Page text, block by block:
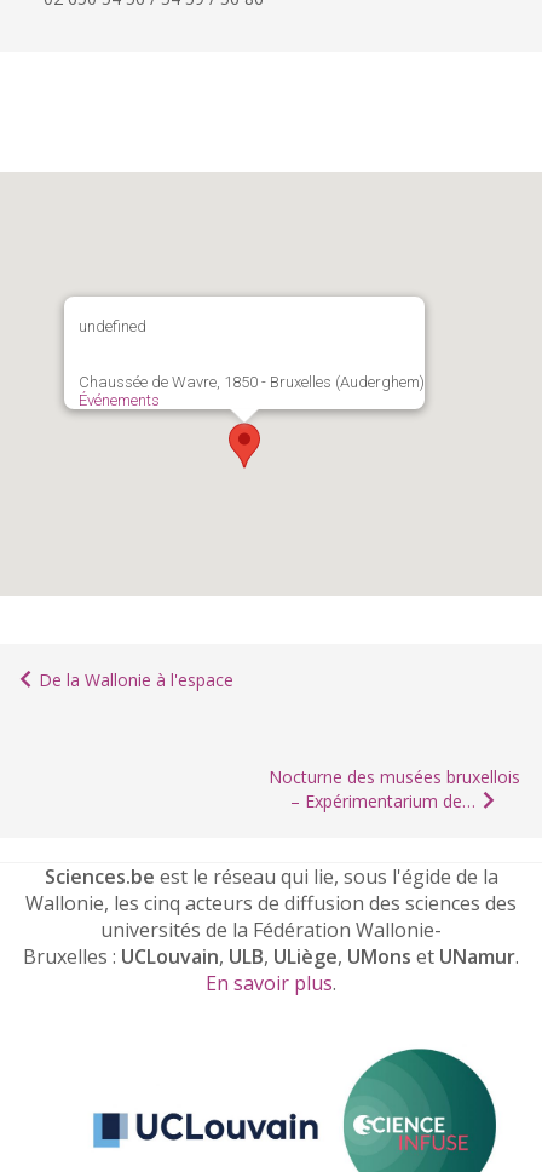
undefined
Chaussée de Wavre, 1850 - Bruxelles (Auderghem)
Événements
De la Wallonie à l'espace
Nocturne des musées bruxellois
– Expérimentarium de…
Sciences.be est le réseau qui lie, sous l'égide de la
Wallonie, les cinq acteurs de diffusion des sciences des
universités de la Fédération Wallonie-
Bruxelles : UCLouvain, ULB, ULiège, UMons et UNamur.
En savoir plus.